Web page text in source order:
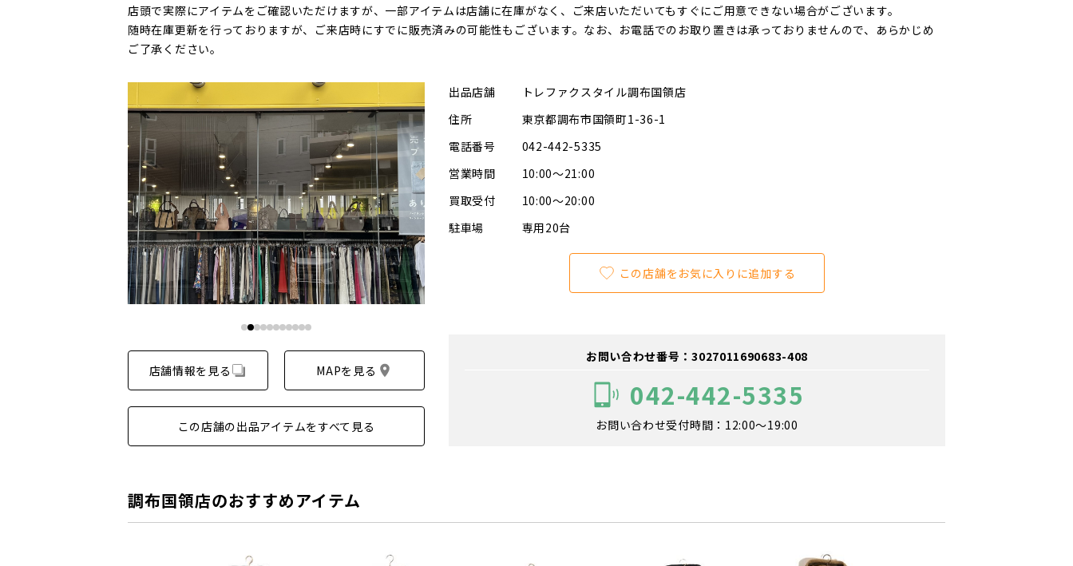
店頭で実際にアイテムをご確認いただけますが、一部アイテムは店舗に在庫がなく、ご来店いただいてもすぐにご用意できない場合がございます。
随時在庫更新を行っておりますが、ご来店時にすでに販売済みの可能性もございます。なお、お電話でのお取り置きは承っておりませんので、あらかじめ
ご了承ください。
店舗情報を見る MAPを見る
この店舗の出品アイテムをすべて見る
出品店舗
トレファクスタイル調布国領店
住所
東京都調布市国領町1-36-1
電話番号
042-442-5335
営業時間
10:00～21:00
買取受付
10:00～20:00
駐車場
専用20台
この店舗をお気に入りに追加する
お問い合わせ番号：3027011690683-408
042-442-5335
お問い合わせ受付時間：12:00～19:00
調布国領店のおすすめアイテム